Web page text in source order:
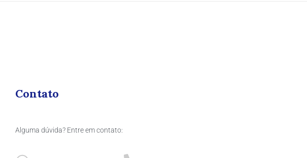
Contato
Alguma dúvida? Entre em contato: